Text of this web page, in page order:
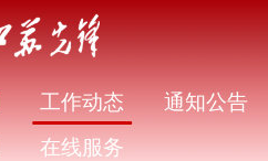
工作动态
通知公告
在线服务